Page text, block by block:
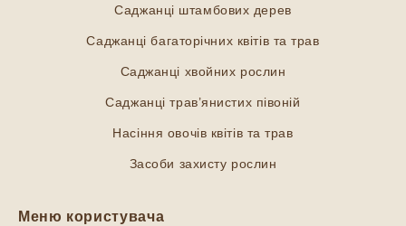
Саджанці штамбових дерев
Саджанці багаторічних квітів та трав
Саджанці хвойних рослин
Саджанці трав’янистих півоній
Насіння овочів квітів та трав
Засоби захисту рослин
Меню користувача